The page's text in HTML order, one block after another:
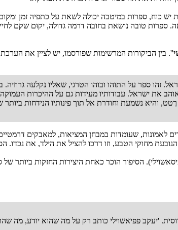
כוח, ספרות במיטבה יכולה לשאת על כתפיה זמן
טובה נושאת בחובה דרמה גדולה, יקוּם שקם
''. בין הביקורות המרשימות שפורסמו, יש לציין את
זהו ספר על התוהו ובוהו הטרגי, שאליו נקלעה
ואוהב את ישראל. עבודותיו מעידות גם על ההיכרות
והיא נשמעת וחודרת אל תוך פינותיו הנידחות
לאמונות, שעומדות במבחן המציאות, למאבקים
מחוקי הטבע, וזו דרכו להציל את הילד, את
''כותאיסי'' (העורך גיבי מפיסאשוילי). הסיפור הוכר כאחת היצירות
וברוסית. 'יעקב פפיאשוילי כותב רק על מה שהוא יודע,